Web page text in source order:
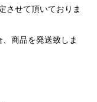
させて頂いておりま
商品を発送致しま